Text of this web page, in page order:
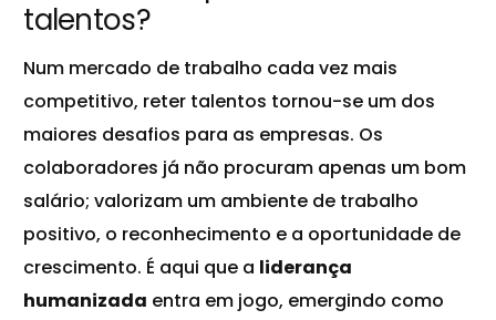
talentos?
Num mercado de trabalho cada vez mais
competitivo, reter talentos tornou-se um dos
maiores desafios para as empresas. Os
colaboradores já não procuram apenas um bom
salário; valorizam um ambiente de trabalho
positivo, o reconhecimento e a oportunidade de
crescimento. É aqui que a liderança
humanizada entra em jogo, emergindo como